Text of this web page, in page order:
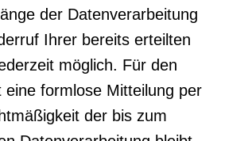
der Datenverarbeitung
Ihrer bereits erteilten
möglich. Für den
eine formlose Mitteilung per
der bis zum